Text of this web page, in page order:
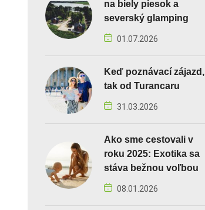
na biely piesok a
severský glamping
01.07.2026
Keď poznávací zájazd,
tak od Turancaru
31.03.2026
Ako sme cestovali v
roku 2025: Exotika sa
stáva bežnou voľbou
08.01.2026